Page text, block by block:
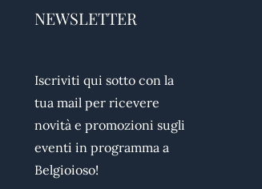
NEWSLETTER
Iscriviti qui sotto con la
tua mail per ricevere
novità e promozioni sugli
eventi in programma a
Belgioioso!